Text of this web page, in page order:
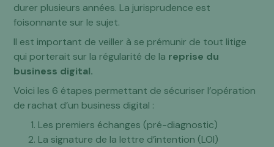
durer plusieurs années. La jurisprudence est
foisonnante sur le sujet.
Il est important de veiller à se prémunir de tout litige
qui porterait sur la régularité de la reprise du
business digital.
Voici les 6 étapes permettant de sécuriser l’opération
de rachat d’un business digital :
Les premiers échanges (pré-diagnostic)
La signature de la lettre d’intention (LOI)